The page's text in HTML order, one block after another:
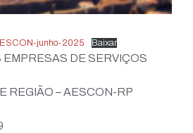
junho-2025 Baixar
DE SERVIÇOS
REGIÃO – AESCON-RP